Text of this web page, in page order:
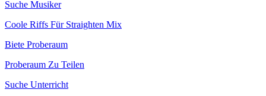
Suche Musiker
Coole Riffs Für Straighten Mix
Biete Proberaum
Proberaum Zu Teilen
Suche Unterricht